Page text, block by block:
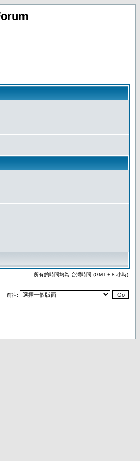
所有的時間均為 台灣時間 (GMT + 8 小時)
前往: